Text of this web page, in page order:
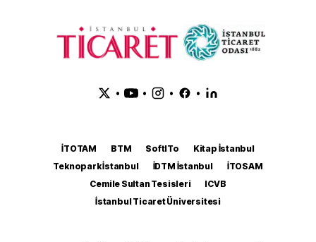
• • • •
İTOTAM BTM SoftITo
Kitap İstanbul
Teknopark İstanbul
İDTM İstanbul
İTOSAM
Cemile Sultan Tesisleri
ICVB
İstanbul Ticaret Üniversitesi